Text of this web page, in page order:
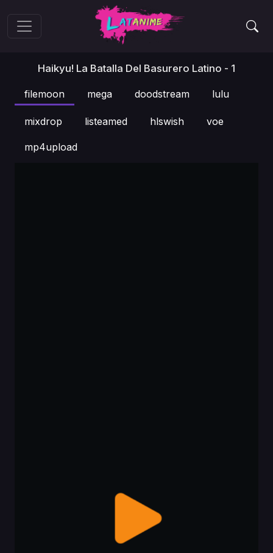
Haikyu! La Batalla Del Basurero Latino - 1
filemoon mega doodstream lulu
mixdrop listeamed hlswish voe
mp4upload